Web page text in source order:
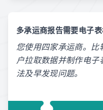
多承运商报告需要电子
您使用四家承运商。
户拉取数据并制作电
法及早发现问题。